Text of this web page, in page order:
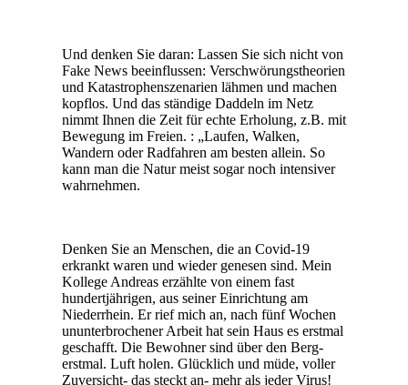
Und denken Sie daran: Lassen Sie sich nicht von
Fake News beeinflussen: Verschwörungstheorien
und Katastrophenszenarien lähmen und machen
kopflos. Und das ständige Daddeln im Netz
nimmt Ihnen die Zeit für echte Erholung, z.B. mit
Bewegung im Freien. : „Laufen, Walken,
Wandern oder Radfahren am besten allein. So
kann man die Natur meist sogar noch intensiver
wahrnehmen.
Denken Sie an Menschen, die an Covid-19
erkrankt waren und wieder genesen sind. Mein
Kollege Andreas erzählte von einem fast
hundertjährigen, aus seiner Einrichtung am
Niederrhein. Er rief mich an, nach fünf Wochen
ununterbrochener Arbeit hat sein Haus es erstmal
geschafft. Die Bewohner sind über den Berg-
erstmal. Luft holen. Glücklich und müde, voller
Zuversicht- das steckt an- mehr als jeder Virus!